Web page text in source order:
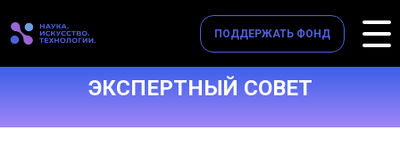
ПОДДЕРЖАТЬ ФОНД
ЭКСПЕРТНЫЙ СОВЕТ